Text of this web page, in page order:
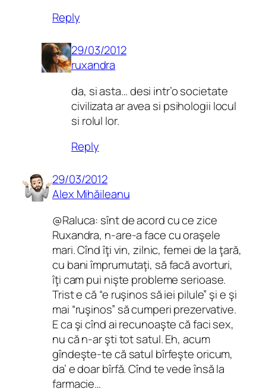
Reply
29/03/2012
ruxandra
da, si asta… desi intr’o societate
civilizata ar avea si psihologii locul
si rolul lor.
Reply
29/03/2012
Alex Mihăileanu
@Raluca: sînt de acord cu ce zice
Ruxandra, n-are-a face cu oraşele
mari. Cînd îţi vin, zilnic, femei de la ţară,
cu bani împrumutaţi, să facă avorturi,
îţi cam pui nişte probleme serioase.
Trist e că “e ruşinos să iei pilule” şi e şi
mai “ruşinos” să cumperi prezervative.
E ca şi cînd ai recunoaşte că faci sex,
nu că n-ar şti tot satul. Eh, acum
gîndeşte-te că satul bîrfeşte oricum,
da’ e doar bîrfă. Cînd te vede însă la
farmacie…